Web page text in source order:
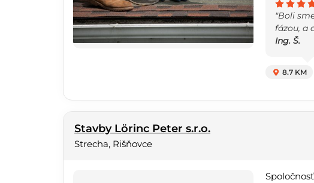
"Boli
fázou, a
Ing. Š.
8.7 KM
Stavby Lörinc Peter s.r.o.
Strecha, Rišňovce